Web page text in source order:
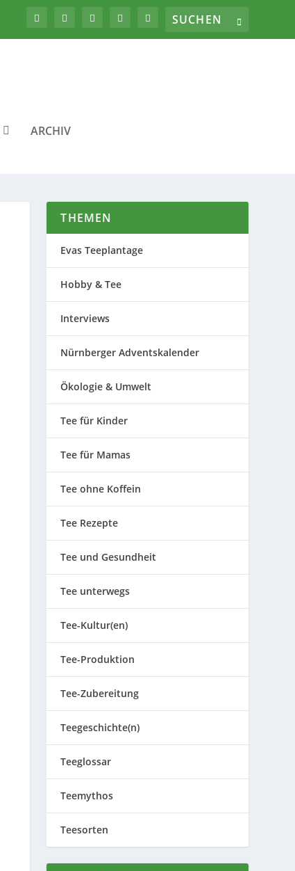
ARCHIV
THEMEN
Evas Teeplantage
Hobby & Tee
Interviews
Nürnberger Adventskalender
Ökologie & Umwelt
Tee für Kinder
Tee für Mamas
Tee ohne Koffein
Tee Rezepte
Tee und Gesundheit
Tee unterwegs
Tee-Kultur(en)
Tee-Produktion
Tee-Zubereitung
Teegeschichte(n)
Teeglossar
Teemythos
Teesorten